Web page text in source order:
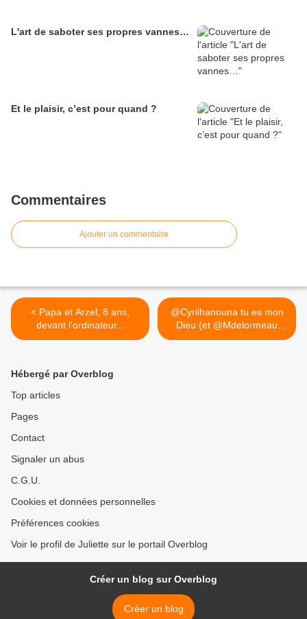
L'art de saboter ses propres vannes…
Et le plaisir, c’est pour quand ?
Commentaires
Ajouter un commentaire
< Papa et Arzel, 8 ans,
devant l'ordinateur...
@Cyrilhanouna tu es mon
Dieu (et @Mdelormeau
ton... >
Hébergé par Overblog
Top articles
Pages
Contact
Signaler un abus
C.G.U.
Cookies et données personnelles
Préférences cookies
Voir le profil de Juliette sur le portail Overblog
Créer un blog sur Overblog
Créer un blog